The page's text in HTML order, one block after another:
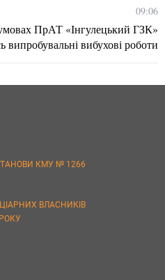
09:06
ПрАТ «Інгулецький ГЗК»
випробувальні вибухові роботи
КМУ № 1266
ВЛАСНИКІВ